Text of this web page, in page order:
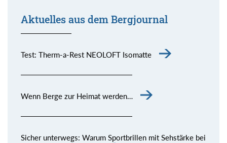
Aktuelles aus dem Bergjournal
Test: Therm-a-Rest NEOLOFT Isomatte
Wenn Berge zur Heimat werden…
Sicher unterwegs: Warum Sportbrillen mit Sehstärke bei